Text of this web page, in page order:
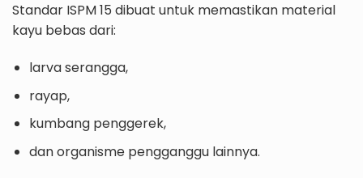
Standar ISPM 15 dibuat untuk memastikan material
kayu bebas dari:
larva serangga,
rayap,
kumbang penggerek,
dan organisme pengganggu lainnya.